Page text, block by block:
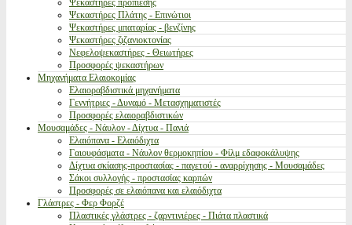
Ψεκαστήρες προπίεσης
Ψεκαστήρες Πλάτης - Επινώτιοι
Ψεκαστήρες μπαταρίας - βενζίνης
Ψεκαστήρες ζιζανιοκτονίας
Νεφελοψεκαστήρες - Θειωτήρες
Προσφορές ψεκαστήρων
Μηχανήματα Ελαιοκομίας
Ελαιοραβδιστικά μηχανήματα
Γεννήτριες - Δυναμό - Μετασχηματιστές
Προσφορές ελαιοραβδιστικών
Μουσαμάδες - Νάυλον - Δίχτυα - Πανιά
Ελαιόπανα - Ελαιόδιχτα
Γαιουφάσματα - Νάυλον θερμοκηπίου - Φίλμ εδαφοκάλυψης
Δίχτυα σκίασης-προστασίας - παγετού - αναρρίχησης - Μουσαμάδες
Σάκοι συλλογής - προστασίας καρπών
Προσφορές σε ελαιόπανα και ελαιόδιχτα
Γλάστρες - Φερ Φορζέ
Πλαστικές γλάστρες - ζαρντινιέρες - Πιάτα πλαστικά